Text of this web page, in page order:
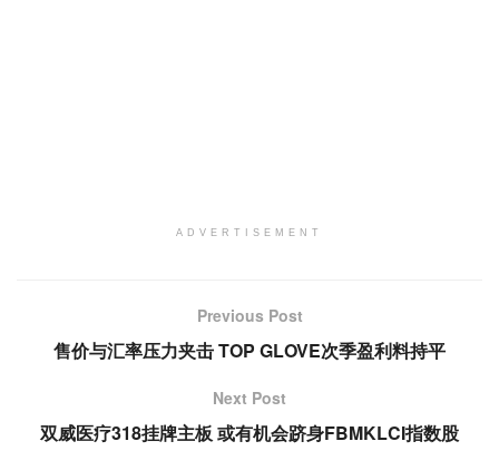
ADVERTISEMENT
Previous Post
售价与汇率压力夹击 TOP GLOVE次季盈利料持平
Next Post
双威医疗318挂牌主板 或有机会跻身FBMKLCI指数股